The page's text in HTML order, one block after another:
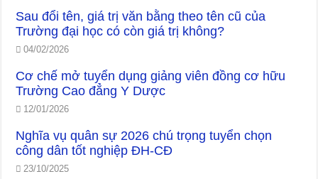
Sau đổi tên, giá trị văn bằng theo tên cũ của
Trường đại học có còn giá trị không?
04/02/2026
Cơ chế mở tuyển dụng giảng viên đồng cơ hữu
Trường Cao đẳng Y Dược
12/01/2026
Nghĩa vụ quân sự 2026 chú trọng tuyển chọn
công dân tốt nghiệp ĐH-CĐ
23/10/2025